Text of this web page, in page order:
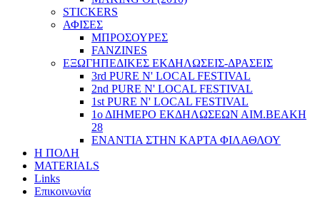
STICKERS
ΑΦΙΣΕΣ
ΜΠΡΟΣΟΥΡΕΣ
FANZINES
ΕΞΩΓΗΠΕΔΙΚΕΣ EΚΔΗΛΩΣΕΙΣ-ΔΡΑΣΕΙΣ
3rd PURE N' LOCAL FESTIVAL
2nd PURE N' LOCAL FESTIVAL
1st PURE N' LOCAL FESTIVAL
1ο ΔΙΗΜΕΡΟ ΕΚΔΗΛΩΣΕΩΝ ΑΙΜ.ΒΕΑΚΗ
28
ΕΝΑΝΤΙΑ ΣΤΗΝ ΚΑΡΤΑ ΦΙΛΑΘΛΟΥ
Η ΠΟΛΗ
MATERIALS
Links
Επικοινωνία